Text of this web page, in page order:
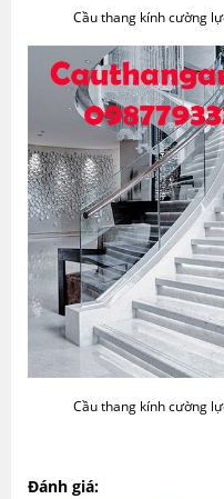
Cầu thang kính cường
Cầu thang kính cường
Đánh giá: